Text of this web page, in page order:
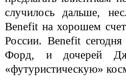
случилось дальше,
Benefit на хорошем
России. Benefit
Форд, и дочерей
«футуристическую»